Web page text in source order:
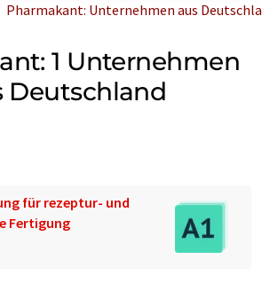
Pharmakant: Unternehmen aus
1 Unternehmen
Deutschland
für rezeptur- und
Fertigung